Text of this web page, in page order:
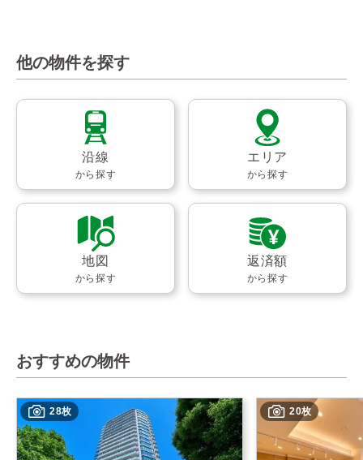
他の物件を探す
沿線
から探す
エリア
から探す
地図
から探す
返済額
から探す
おすすめの物件
28枚 20枚